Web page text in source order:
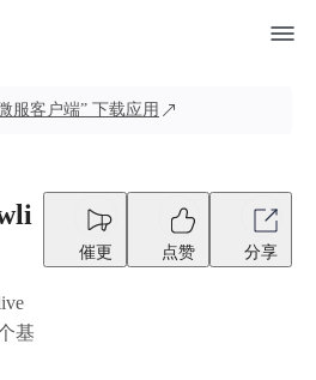
服客户端” 下载应用
基
催更 点赞 分享